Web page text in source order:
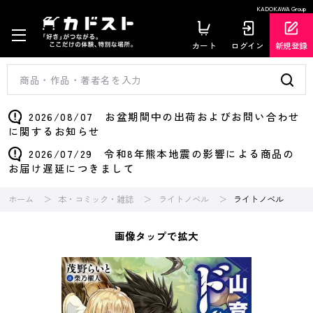
KADOKAWA Group
カート ログイン 新規登録
2026/08/07 お盆期間中の出荷およびお問い合わせ
に関するお知らせ
2026/07/29 令和8年熊本地震の影響による商品の
お届け遅延につきまして
ホーム 本・コミック・雑誌 ライトノベル ライトノベル
画像タップで拡大